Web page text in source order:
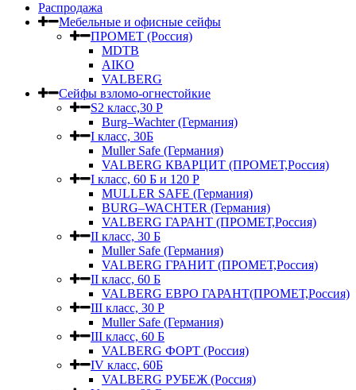
Распродажа
Мебельные и офисные сейфы
ПРОМЕТ (Россия)
MDTB
AIKO
VALBERG
Сейфы взломо-огнестойкие
S2 класс,30 Р
Burg–Wachter (Германия)
I класс, 30Б
Muller Safe (Германия)
VALBERG КВАРЦИТ (ПРОМЕТ,Россия)
I класс, 60 Б и 120 Р
MULLER SAFE (Германия)
BURG–WACHTER (Германия)
VALBERG ГАРАНТ (ПРОМЕТ,Россия)
II класс, 30 Б
Muller Safe (Германия)
VALBERG ГРАНИТ (ПРОМЕТ,Россия)
II класс, 60 Б
VALBERG ЕВРО ГАРАНТ(ПРОМЕТ,Россия)
III класс, 30 Р
Muller Safe (Германия)
III класс, 60 Б
VALBERG ФОРТ (Россия)
IV класс, 60Б
VALBERG РУБЕЖ (Россия)